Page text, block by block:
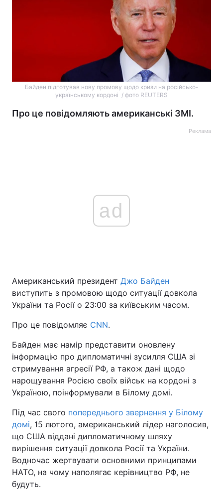
Байден підготував нову промову щодо кризи на російсько-
українському кордоні / фото REUTERS
Про це повідомляють американські ЗМІ.
Реклама
ad
Американський президент Джо Байден
виступить з промовою щодо ситуації довкола
України та Росії о 23:00 за київським часом.
Про це повідомляє CNN.
Байден має намір представити оновлену
інформацію про дипломатичні зусилля США зі
стримування агресії РФ, а також дані щодо
нарощування Росією своїх військ на кордоні з
Україною, поінформували в Білому домі.
Під час свого попереднього звернення у Білому
домі, 15 лютого, американський лідер наголосив,
що США віддані дипломатичному шляху
вирішення ситуації довкола Росії та України.
Водночас жертвувати основними принципами
НАТО, на чому наполягає керівництво РФ, не
будуть.